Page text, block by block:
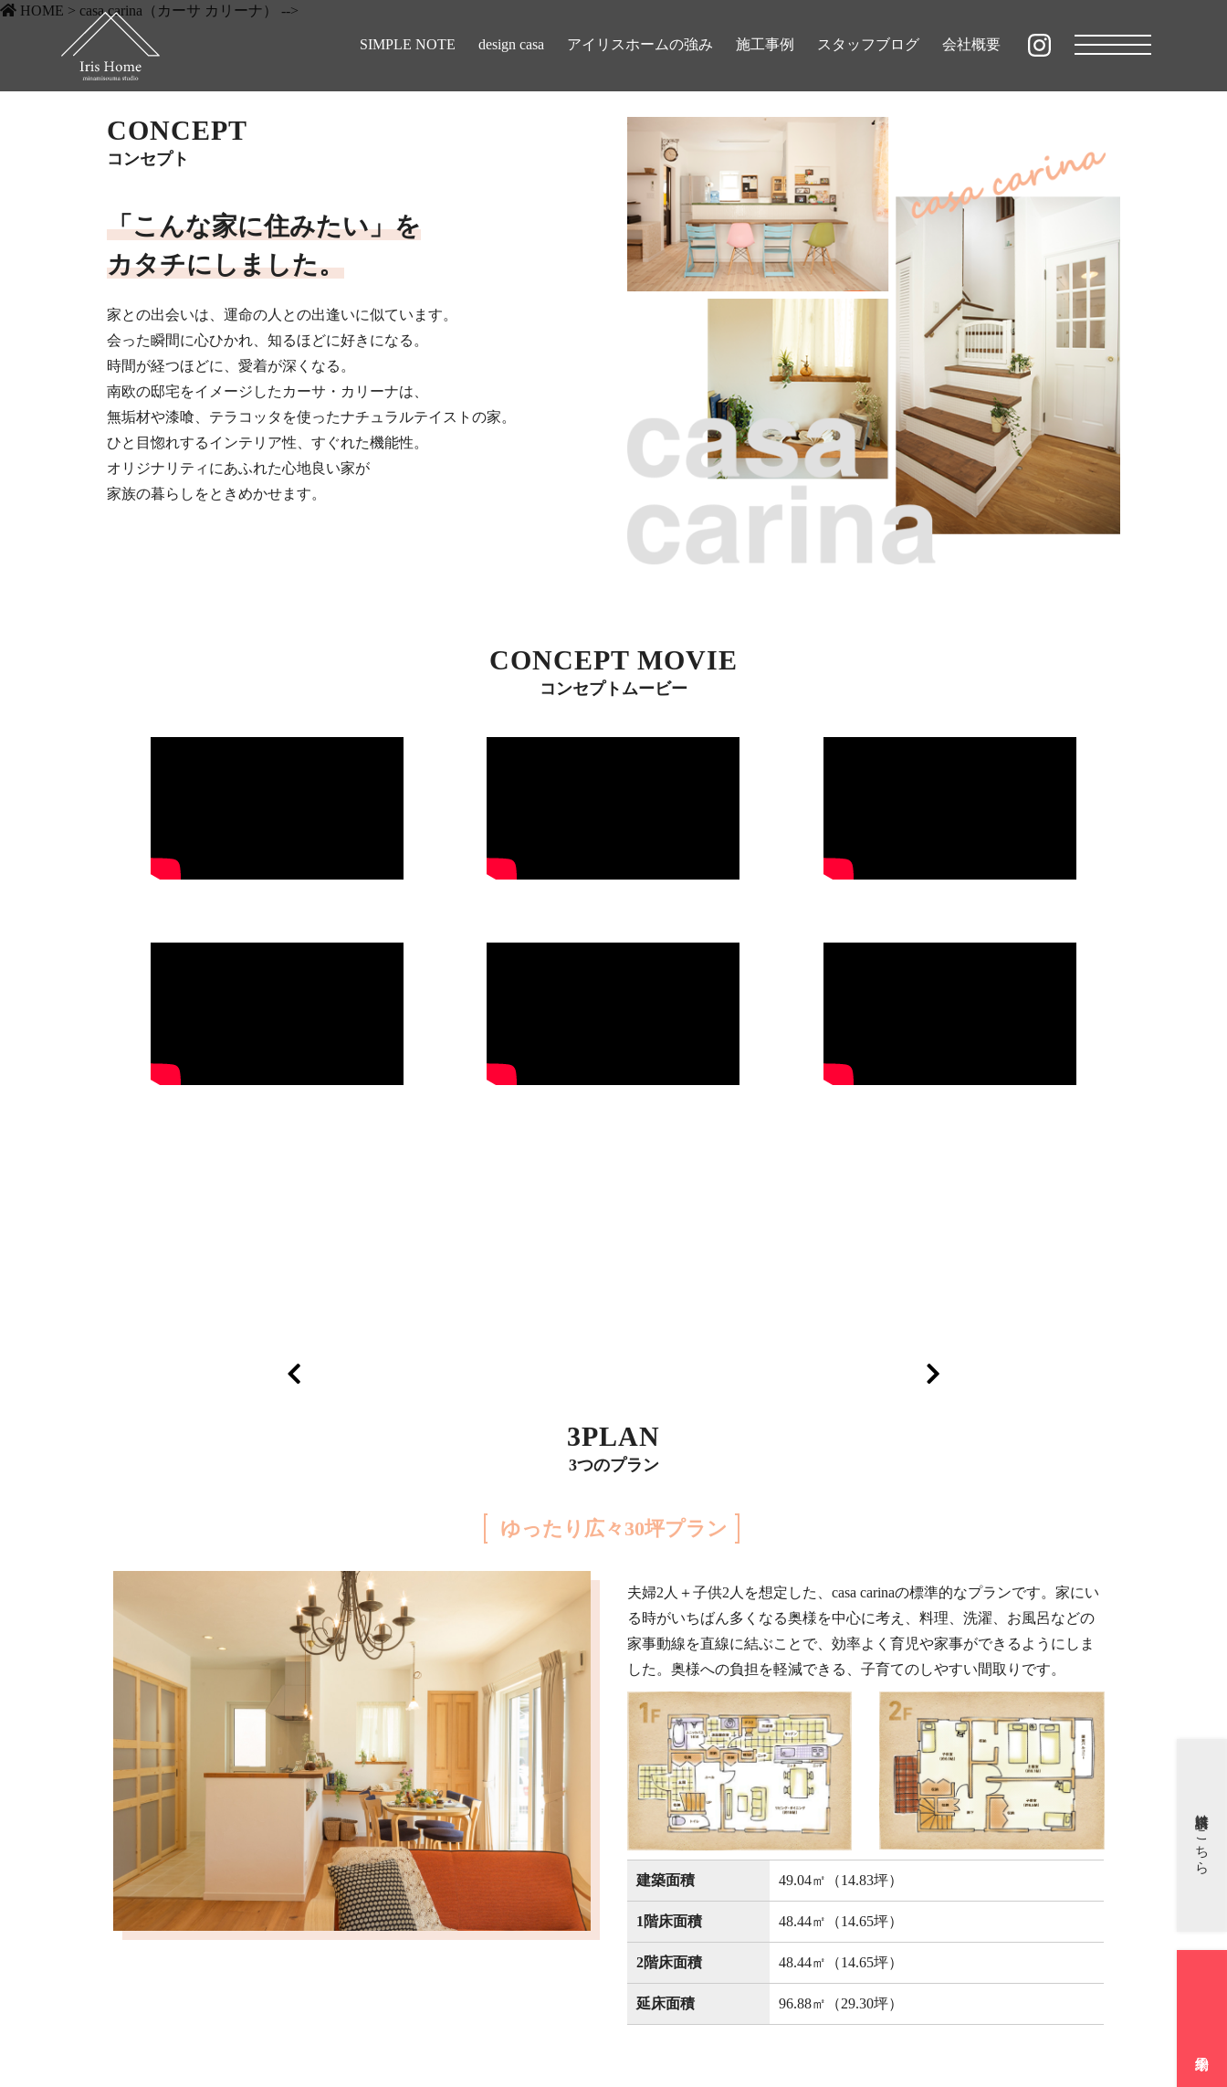
SIMPLE NOTE design casa アイリスホームの強み 施工事例 スタッフブログ 会社概要
HOME > casa carina（カーサ カリーナ） -->
CONCEPT
コンセプト
「こんな家に住みたい」を
カタチにしました。
家との出会いは、運命の人との出逢いに似ています。
会った瞬間に心ひかれ、知るほどに好きになる。
時間が経つほどに、愛着が深くなる。
南欧の邸宅をイメージしたカーサ・カリーナは、
無垢材や漆喰、テラコッタを使ったナチュラルテイストの家。
ひと目惚れするインテリア性、すぐれた機能性。
オリジナリティにあふれた心地良い家が
家族の暮らしをときめかせます。
CONCEPT MOVIE
コンセプトムービー
3PLAN
3つのプラン
ゆったり広々30坪プラン
夫婦2人＋子供2人を想定した、casa carinaの標準的なプランです。家にい
る時がいちばん多くなる奥様を中心に考え、料理、洗濯、お風呂などの
家事動線を直線に結ぶことで、効率よく育児や家事ができるようにしま
した。奥様への負担を軽減できる、子育てのしやすい間取りです。
建築面積 49.04㎡（14.83坪）
1階床面積 48.44㎡（14.65坪）
2階床面積 48.44㎡（14.65坪）
延床面積 96.88㎡（29.30坪）
資料請求はこちら